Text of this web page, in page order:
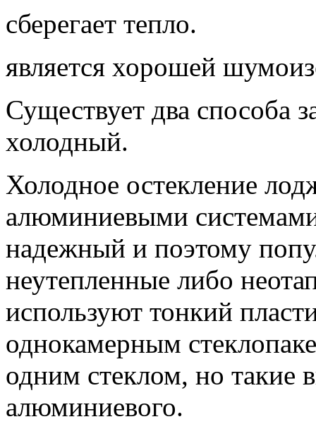
сберегает тепло.
является хорошей
Существует два способа
холодный.
Холодное остекление
алюминиевыми
надежный и поэтому
неутепленные либо
используют тонкий
однокамерным
одним стеклом, но такие
алюминиевого.